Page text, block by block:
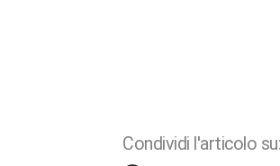
Condividi l'articolo su: